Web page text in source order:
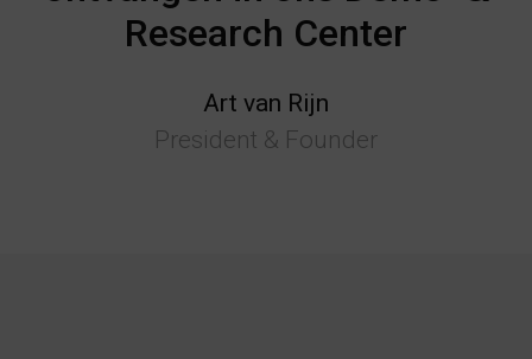
Research Center
Art van Rijn
President & Founder